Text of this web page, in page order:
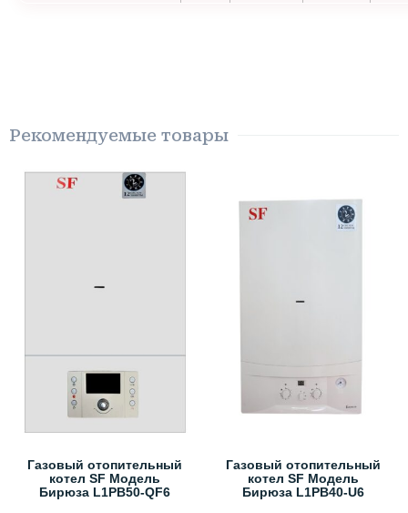
Рекомендуемые товары
Газовый отопительный
котел SF Модель
Бирюза L1PB50-QF6
Газовый отопительный
котел SF Модель
Бирюза L1PB40-U6